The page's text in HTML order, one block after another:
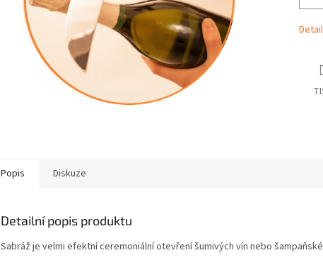
Popis Diskuze
Detailní popis produktu
Sabráž je velmi efektní ceremoniální otevření šumivých vín nebo